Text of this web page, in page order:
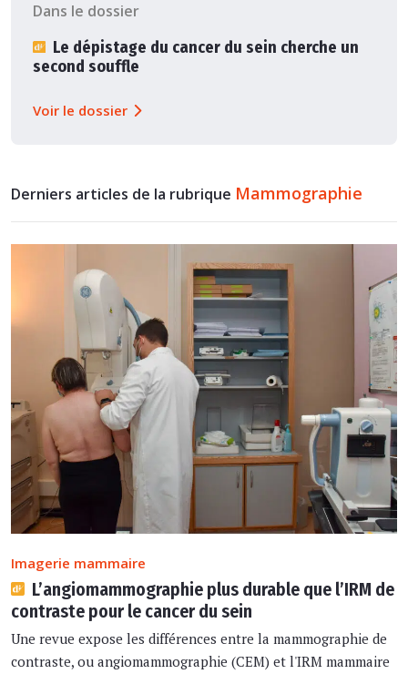
Dans le dossier
Le dépistage du cancer du sein cherche un
second souffle
Voir le dossier
Derniers articles de la rubrique Mammographie
Imagerie mammaire
L’angiomammographie plus durable que l’IRM de
contraste pour le cancer du sein
Une revue expose les différences entre la mammographie de
contraste, ou angiomammographie (CEM) et l'IRM mammaire